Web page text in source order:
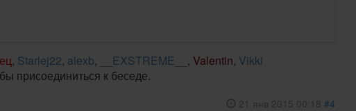
, Starlej22, alexb, __EXSTREME__ , Valentin, Vikki
присоединиться к беседе.
21 янв 2015 00:18 #4